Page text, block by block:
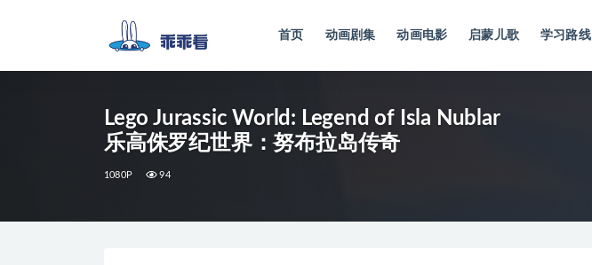
首页 动画剧集 动画电影 启蒙儿歌 学习路线
Lego Jurassic World: Legend of Isla Nublar
乐高侏罗纪世界：努布拉岛传奇
1080P 94